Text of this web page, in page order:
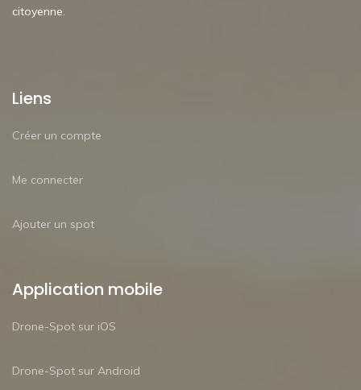
citoyenne.
Liens
Créer un compte
Me connecter
Ajouter un spot
Application mobile
Drone-Spot sur iOS
Drone-Spot sur Android